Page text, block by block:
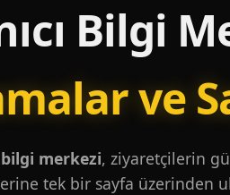
Bilgi
ve
merkezi, ziyaretçilerin
tek bir sayfa üzerinden